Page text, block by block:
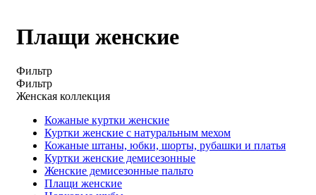
Плащи женские
Фильтр
Фильтр
Женская коллекция
Кожаные куртки женские
Куртки женские с натуральным мехом
Кожаные штаны, юбки, шорты, рубашки и платья
Куртки женские демисезонные
Женские демисезонные пальто
Плащи женские